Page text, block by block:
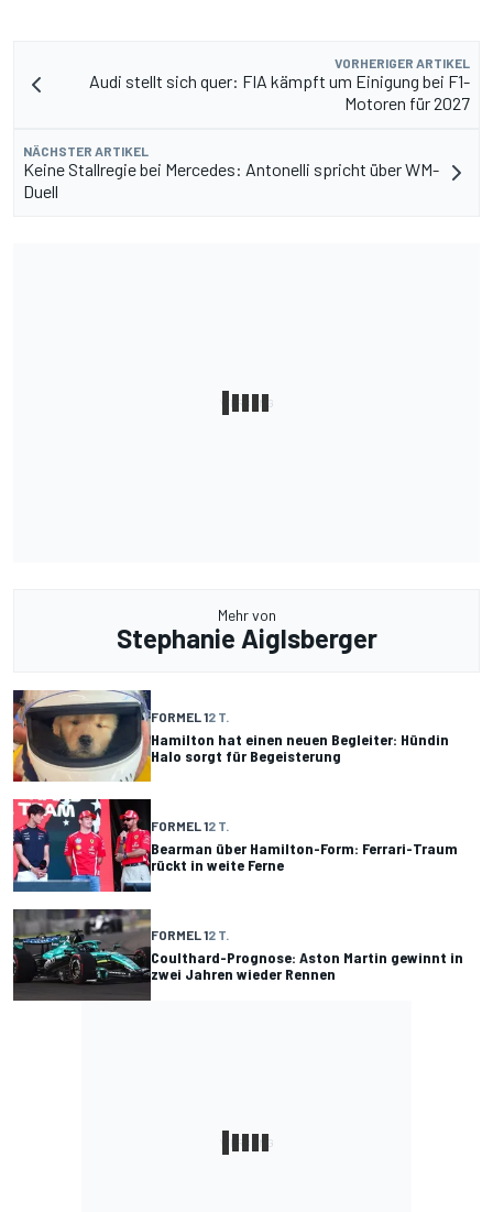
VORHERIGER ARTIKEL
Audi stellt sich quer: FIA kämpft um Einigung bei F1-
Motoren für 2027
NÄCHSTER ARTIKEL
Keine Stallregie bei Mercedes: Antonelli spricht über WM-
Duell
Mehr von
Stephanie Aiglsberger
FORMEL 12 T.
Hamilton hat einen neuen Begleiter: Hündin
Halo sorgt für Begeisterung
FORMEL 12 T.
Bearman über Hamilton-Form: Ferrari-Traum
rückt in weite Ferne
FORMEL 12 T.
Coulthard-Prognose: Aston Martin gewinnt in
zwei Jahren wieder Rennen